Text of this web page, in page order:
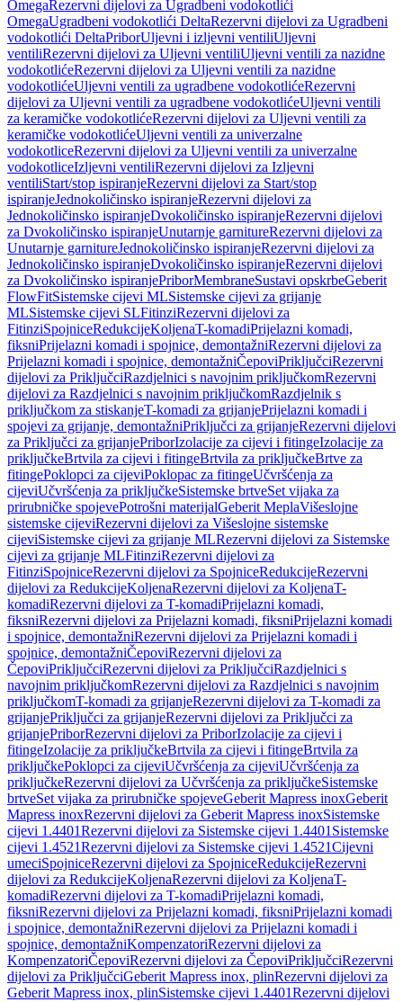
OmegaRezervni dijelovi za Ugradbeni vodokotlići
OmegaUgradbeni vodokotlići DeltaRezervni dijelovi za Ugradbeni
vodokotlići DeltaPriborUljevni i izljevni ventiliUljevni
ventiliRezervni dijelovi za Uljevni ventiliUljevni ventili za nazidne
vodokotlićeRezervni dijelovi za Uljevni ventili za nazidne
vodokotlićeUljevni ventili za ugradbene vodokotlićeRezervni
dijelovi za Uljevni ventili za ugradbene vodokotlićeUljevni ventili
za keramičke vodokotlićeRezervni dijelovi za Uljevni ventili za
keramičke vodokotlićeUljevni ventili za univerzalne
vodokotliceRezervni dijelovi za Uljevni ventili za univerzalne
vodokotliceIzljevni ventiliRezervni dijelovi za Izljevni
ventiliStart/stop ispiranjeRezervni dijelovi za Start/stop
ispiranjeJednokoličinsko ispiranjeRezervni dijelovi za
Jednokoličinsko ispiranjeDvokoličinsko ispiranjeRezervni dijelovi
za Dvokoličinsko ispiranjeUnutarnje garnitureRezervni dijelovi za
Unutarnje garnitureJednokoličinsko ispiranjeRezervni dijelovi za
Jednokoličinsko ispiranjeDvokoličinsko ispiranjeRezervni dijelovi
za Dvokoličinsko ispiranjePriborMembraneSustavi opskrbeGeberit
FlowFitSistemske cijevi MLSistemske cijevi za grijanje
MLSistemske cijevi SLFitinziRezervni dijelovi za
FitinziSpojniceRedukcijeKoljenaT-komadiPrijelazni komadi,
fiksniPrijelazni komadi i spojnice, demontažniRezervni dijelovi za
Prijelazni komadi i spojnice, demontažniČepoviPriključciRezervni
dijelovi za PriključciRazdjelnici s navojnim priključkomRezervni
dijelovi za Razdjelnici s navojnim priključkomRazdjelnik s
priključkom za stiskanjeT-komadi za grijanjePrijelazni komadi i
spojevi za grijanje, demontažniPriključci za grijanjeRezervni dijelovi
za Priključci za grijanjePriborIzolacije za cijevi i fitingeIzolacije za
priključkeBrtvila za cijevi i fitingeBrtvila za priključkeBrtve za
fitingePoklopci za cijeviPoklopac za fitingeUčvršćenja za
cijeviUčvršćenja za priključkeSistemske brtveSet vijaka za
prirubničke spojevePotrošni materijalGeberit MeplaVišeslojne
sistemske cijeviRezervni dijelovi za Višeslojne sistemske
cijeviSistemske cijevi za grijanje MLRezervni dijelovi za Sistemske
cijevi za grijanje MLFitinziRezervni dijelovi za
FitinziSpojniceRezervni dijelovi za SpojniceRedukcijeRezervni
dijelovi za RedukcijeKoljenaRezervni dijelovi za KoljenaT-
komadiRezervni dijelovi za T-komadiPrijelazni komadi,
fiksniRezervni dijelovi za Prijelazni komadi, fiksniPrijelazni komadi
i spojnice, demontažniRezervni dijelovi za Prijelazni komadi i
spojnice, demontažniČepoviRezervni dijelovi za
ČepoviPriključciRezervni dijelovi za PriključciRazdjelnici s
navojnim priključkomRezervni dijelovi za Razdjelnici s navojnim
priključkomT-komadi za grijanjeRezervni dijelovi za T-komadi za
grijanjePriključci za grijanjeRezervni dijelovi za Priključci za
grijanjePriborRezervni dijelovi za PriborIzolacije za cijevi i
fitingeIzolacije za priključkeBrtvila za cijevi i fitingeBrtvila za
priključkePoklopci za cijeviUčvršćenja za cijeviUčvršćenja za
priključkeRezervni dijelovi za Učvršćenja za priključkeSistemske
brtveSet vijaka za prirubničke spojeveGeberit Mapress inoxGeberit
Mapress inoxRezervni dijelovi za Geberit Mapress inoxSistemske
cijevi 1.4401Rezervni dijelovi za Sistemske cijevi 1.4401 Sistemske
cijevi 1.4521Rezervni dijelovi za Sistemske cijevi 1.4521Cijevni
umeciSpojniceRezervni dijelovi za SpojniceRedukcijeRezervni
dijelovi za RedukcijeKoljenaRezervni dijelovi za KoljenaT-
komadiRezervni dijelovi za T-komadiPrijelazni komadi,
fiksniRezervni dijelovi za Prijelazni komadi, fiksniPrijelazni komadi
i spojnice, demontažniRezervni dijelovi za Prijelazni komadi i
spojnice, demontažniKompenzatoriRezervni dijelovi za
KompenzatoriČepoviRezervni dijelovi za ČepoviPriključciRezervni
dijelovi za PriključciGeberit Mapress inox, plinRezervni dijelovi za
Geberit Mapress inox, plinSistemske cijevi 1.4401Rezervni dijelovi